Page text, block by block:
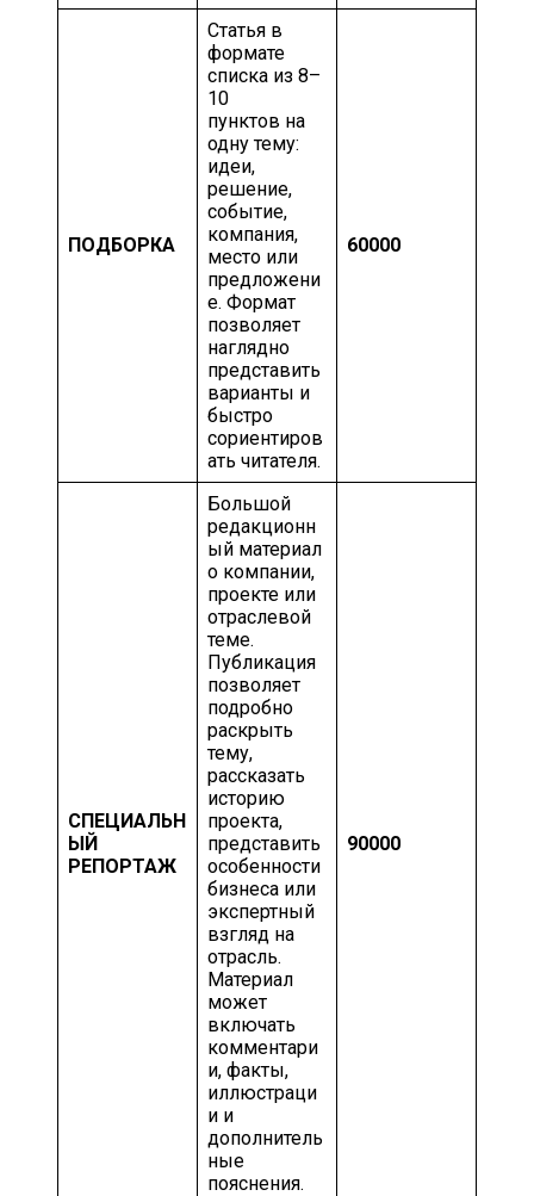
ПОДБОРКА
Статья в
формате
списка из 8–
10
пунктов на
одну тему:
идеи,
решение,
событие,
компания,
место или
предложени
е. Формат
позволяет
наглядно
представить
варианты и
быстро
сориентиров
ать читателя.
60000
СПЕЦИАЛЬН
ЫЙ
РЕПОРТАЖ
Большой
редакционн
ый материал
о компании,
проекте или
отраслевой
теме.
Публикация
позволяет
подробно
раскрыть
тему,
рассказать
историю
проекта,
представить
особенности
бизнеса или
экспертный
взгляд на
отрасль.
Материал
может
включать
комментари
и, факты,
иллюстраци
и и
дополнитель
ные
пояснения.
90000